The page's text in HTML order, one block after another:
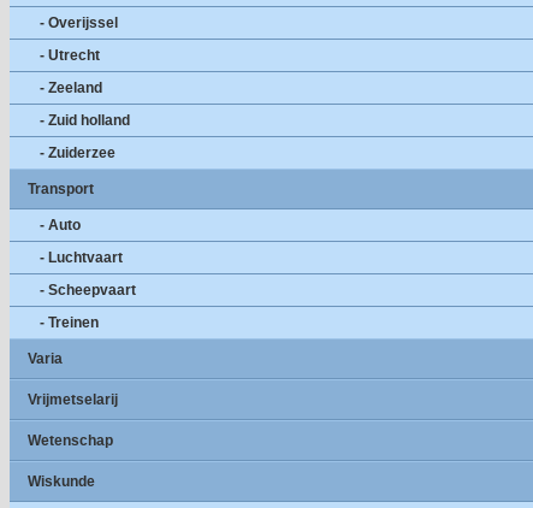
- Overijssel
- Utrecht
- Zeeland
- Zuid holland
- Zuiderzee
Transport
- Auto
- Luchtvaart
- Scheepvaart
- Treinen
Varia
Vrijmetselarij
Wetenschap
Wiskunde